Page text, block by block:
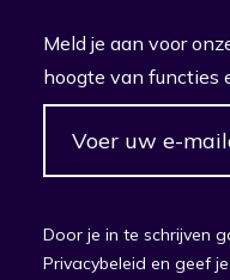
Meld je aan voor
hoogte van functies
Door je in te schrijven
Privacybeleid en geef